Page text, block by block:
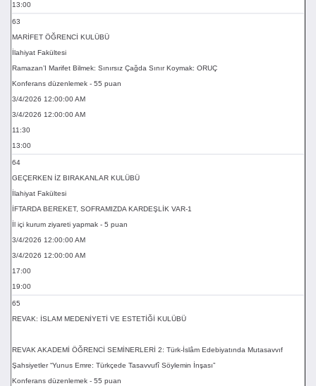
13:00
63
MARİFET ÖĞRENCİ KULÜBÜ
İlahiyat Fakültesi
Ramazan’I Marifet Bilmek: Sınırsız Çağda Sınır Koymak: ORUÇ
Konferans düzenlemek - 55 puan
3/4/2026 12:00:00 AM
3/4/2026 12:00:00 AM
11:30
13:00
64
GEÇERKEN İZ BIRAKANLAR KULÜBÜ
İlahiyat Fakültesi
İFTARDA BEREKET, SOFRAMIZDA KARDEŞLİK VAR-1
İl içi kurum ziyareti yapmak - 5 puan
3/4/2026 12:00:00 AM
3/4/2026 12:00:00 AM
17:00
19:00
65
REVAK: İSLAM MEDENİYETİ VE ESTETİĞİ KULÜBÜ
REVAK AKADEMİ ÖĞRENCİ SEMİNERLERİ 2: Türk-İslâm Edebiyatında Mutasavvıf
Şahsiyetler “Yunus Emre: Türkçede Tasavvufî Söylemin İnşası”
Konferans düzenlemek - 55 puan